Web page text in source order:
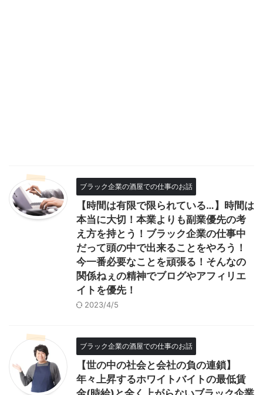
ブラック企業の酒屋での仕事のお話
【時間は有限で限られている…】時間は
本当に大切！本業よりも副業優先の考
え方を持とう！ブラック企業の仕事中
だって頭の中で出来ることをやろう！
今一番必要なことを頑張る！そんなの
関係ねぇの精神でブログやアフィリエ
イトを優先！
2023/4/5
ブラック企業の酒屋での仕事のお話
【世の中の社会と会社の負の連鎖】
年々上昇するホワイトバイトの最低賃